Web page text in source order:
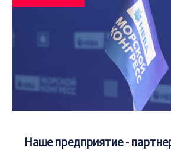
Наше предприятие -